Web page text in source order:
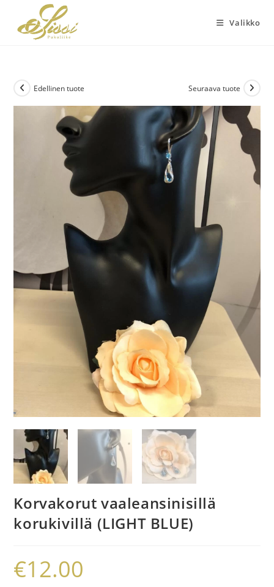
suoraan
sisältöön
Valikko
Edellinen tuote Seuraava tuote
Korvakorut vaaleansinisillä
korukivillä (LIGHT BLUE)
€12.00